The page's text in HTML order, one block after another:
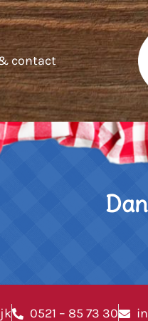
contact
0521 – 85 73 30